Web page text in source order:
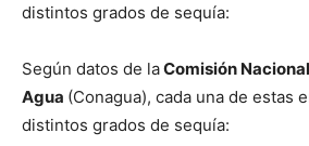
distintos grados de sequía:
Según datos de laComisión
Agua (Conagua), cada una de estas
distintos grados de sequía: